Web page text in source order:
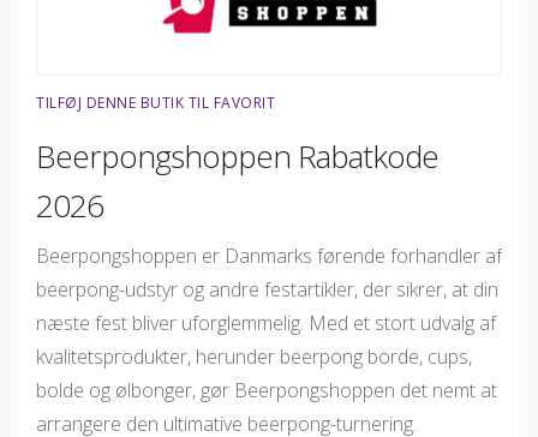
TILFØJ DENNE BUTIK TIL FAVORIT
Beerpongshoppen Rabatkode
2026
Beerpongshoppen er Danmarks førende forhandler af
beerpong-udstyr og andre festartikler, der sikrer, at din
næste fest bliver uforglemmelig. Med et stort udvalg af
kvalitetsprodukter, herunder beerpong borde, cups,
bolde og ølbonger, gør Beerpongshoppen det nemt at
arrangere den ultimative beerpong-turnering.